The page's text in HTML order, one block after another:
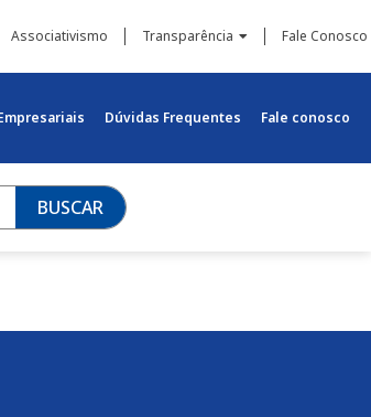
Associativismo Transparência Fale Conosco
Dúvidas Frequentes Fale conosco
BUSCAR